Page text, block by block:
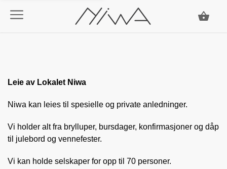
Leie av Lokalet Niwa
Niwa kan leies til spesielle og private anledninger.
Vi holder alt fra brylluper, bursdager, konfirmasjoner og dåp
til julebord og vennefester.
Vi kan holde selskaper for opp til 70 personer.